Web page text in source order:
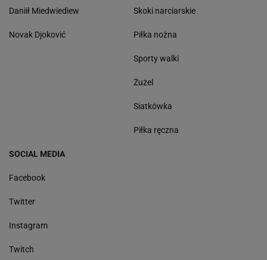
Daniił Miedwiediew
Novak Djoković
Skoki narciarskie
Piłka nożna
Sporty walki
Żużel
Siatkówka
Piłka ręczna
SOCIAL MEDIA
Facebook
Twitter
Instagram
Twitch